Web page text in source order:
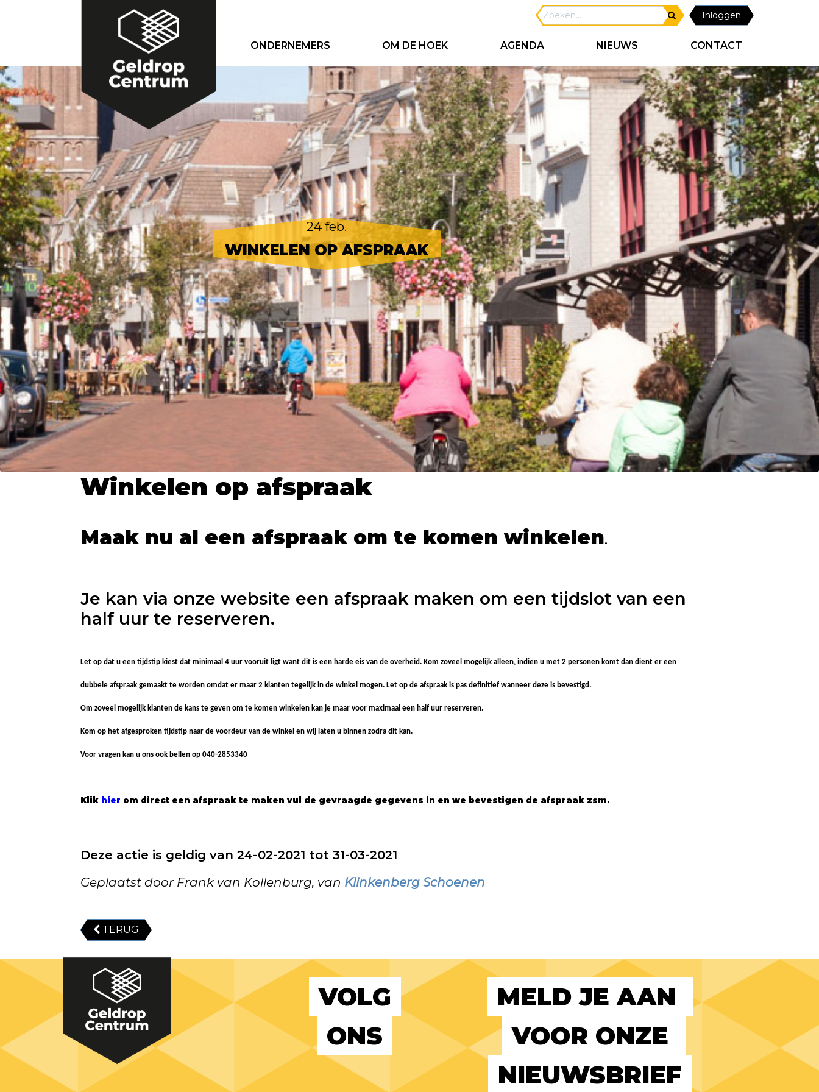
Inloggen
ONDERNEMERS OM DE HOEK AGENDA NIEUWS CONTACT
24 feb.
WINKELEN OP AFSPRAAK
Winkelen op afspraak
Maak nu al een afspraak om te komen winkelen.
Je kan via onze website een afspraak maken om een tijdslot van een
half uur te reserveren.
Let op dat u een tijdstip kiest dat minimaal 4 uur vooruit ligt want dit is een harde eis van de overheid. Kom zoveel mogelijk alleen, indien u met 2 personen komt dan dient er een
dubbele afspraak gemaakt te worden omdat er maar 2 klanten tegelijk in de winkel mogen. Let op de afspraak is pas definitief wanneer deze is bevestigd.
Om zoveel mogelijk klanten de kans te geven om te komen winkelen kan je maar voor maximaal een half uur reserveren.
Kom op het afgesproken tijdstip naar de voordeur van de winkel en wij laten u binnen zodra dit kan.
Voor vragen kan u ons ook bellen op 040-2853340
Klik hier om direct een afspraak te maken vul de gevraagde gegevens in en we bevestigen de afspraak zsm.
Deze actie is geldig van 24-02-2021 tot 31-03-2021
Geplaatst door Frank van Kollenburg, van Klinkenberg Schoenen
TERUG
VOLG
ONS
MELD JE AAN
VOOR ONZE
NIEUWSBRIEF